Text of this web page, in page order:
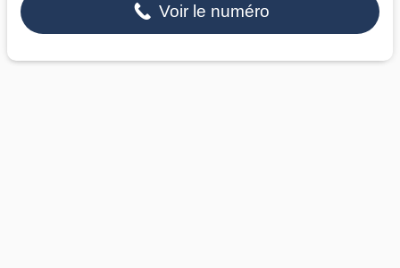
Voir le numéro